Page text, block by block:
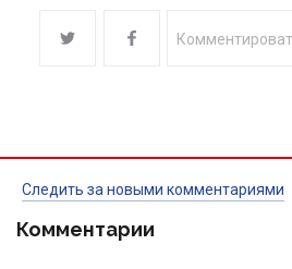
Следить за новыми комментариями
Комментарии